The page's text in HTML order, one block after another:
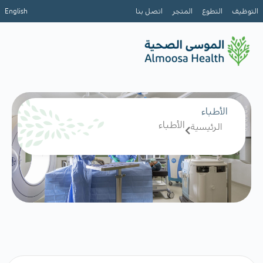
التوظيف التطوع المتجر اتصل بنا English
الأطباء
الرئيسية الأطباء